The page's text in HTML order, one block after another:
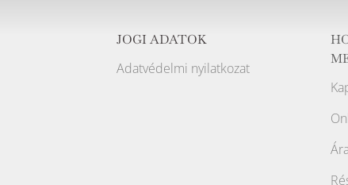
JOGI ADATOK
Adatvédelmi nyilatkozat